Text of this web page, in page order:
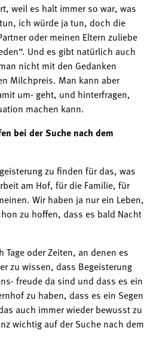
weil es halt immer so war, was
ich würde ja tun, doch die
oder meinen Eltern zuliebe
Und es gibt natürlich auch
nicht mit den Gedanken
Milchpreis. Man kann aber
um- geht, und hinterfragen,
machen kann.
bei der Suche nach dem
zu finden für das, was
am Hof, für die Familie, für
Wir haben ja nur ein Leben,
zu hoffen, dass es bald Nacht
oder Zeiten, an denen es
zu wissen, dass Begeisterung
freude da sind und dass es ein
zu haben, dass es ein Segen
auch immer wieder bewusst zu
wichtig auf der Suche nach dem